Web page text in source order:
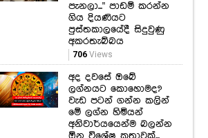
706Views
අද දවසේ ඔබේ
ලග්නයට කොහොමද?
වැඩ පටන් ගන්න කලින්
මේ ලග්න හිමියන්
අනිවාර්යයෙන්ම බලන්න
ඕන විශේෂ කතාවක්...
567 Views
අද ඉඳන් AL පටන්
ගනී... මේ දේවල්